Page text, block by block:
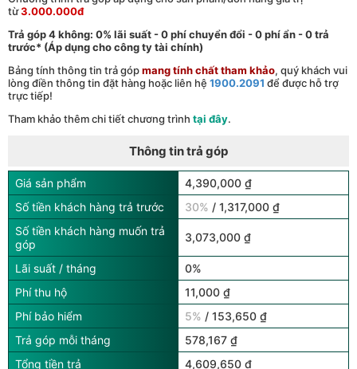
từ3.000.000đ
Trả góp 4 không: 0% lãi suất - 0 phí chuyển đổi - 0 phí ẩn - 0 trả
trước* (Áp dụng cho công ty tài chính)
Bảng tính thông tin trả gópmang tính chất tham khảo, quý khách vui
lòng điền thông tin đặt hàng hoặc liên hệ 1900.2091 để được hỗ trợ
trực tiếp!
Tham khảo thêm chi tiết chương trình tại đây.
Thông tin trả góp
Giá sản phẩm
4,390,000 ₫
Số tiền khách hàng trả trước
30% / 1,317,000 ₫
Số tiền khách hàng muốn trả
góp
3,073,000 ₫
Lãi suất / tháng
0%
Phí thu hộ
11,000 ₫
Phí bảo hiểm
5% / 153,650 ₫
Trả góp mỗi tháng
578,167 ₫
Tổng tiền trả
4,609,650 ₫